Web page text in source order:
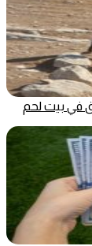
في بيت لحم